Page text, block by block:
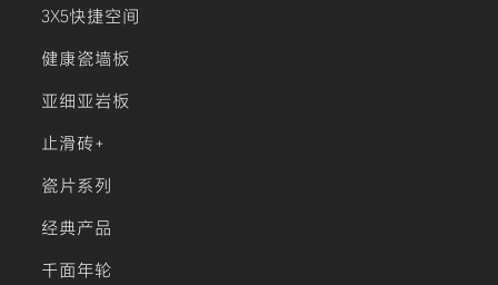
3X5快捷空间
健康瓷墙板
亚细亚岩板
止滑砖+
瓷片系列
经典产品
千面年轮